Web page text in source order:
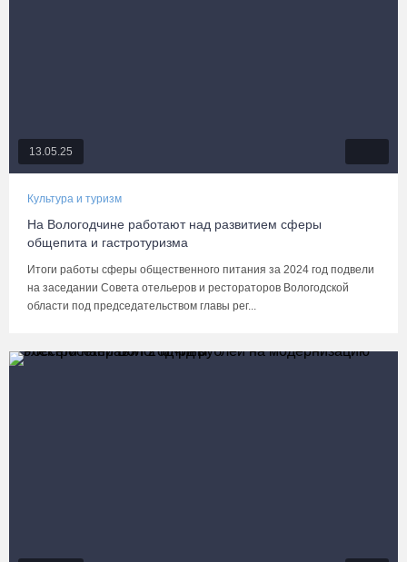
13.05.25
Культура и туризм
На Вологодчине работают над развитием сферы
общепита и гастротуризма
Итоги работы сферы общественного питания за 2024 год подвели
на заседании Совета отельеров и рестораторов Вологодской
области под председательством главы рег...